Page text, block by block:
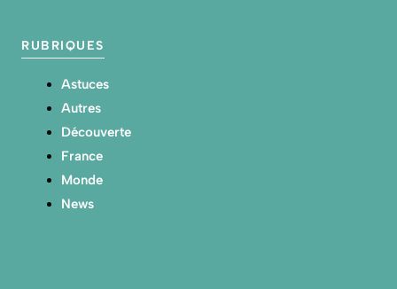
RUBRIQUES
Astuces
Autres
Découverte
France
Monde
News